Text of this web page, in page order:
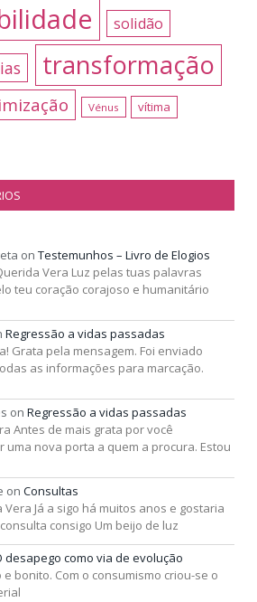
solidão
transformação
Vénus
vítima
on Testemunhos – Livro de Elogios
Vera Luz pelas tuas palavras
teu coração corajoso e humanitário
Regressão a vidas passadas
Grata pela mensagem. Foi enviado
as informações para marcação.
on Regressão a vidas passadas
Antes de mais grata por você
uma nova porta a quem a procura. Estou
on Consultas
Vera Já a sigo há muitos anos e gostaria
consigo Um beijo de luz
desapego como via de evolução
bonito. Com o consumismo criou-se o